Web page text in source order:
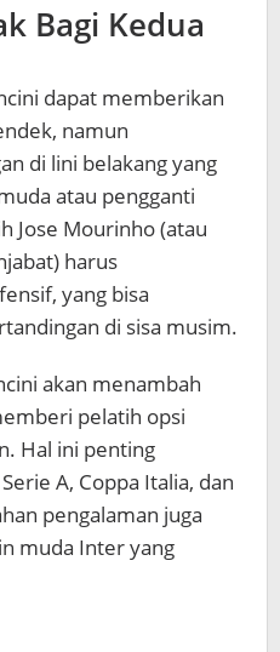
Bagi Kedua
dapat memberikan
namun
di lini belakang yang
atau pengganti
Jose Mourinho (atau
harus
yang bisa
di sisa musim.
akan menambah
pelatih opsi
Hal ini penting
A, Coppa Italia, dan
pengalaman juga
muda Inter yang